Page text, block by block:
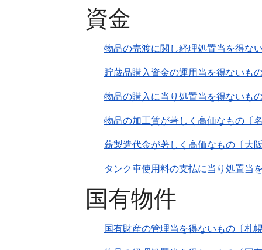
資金
物品の売渡に関し経理処置当を得な
貯蔵品購入資金の運用当を得ないも
物品の購入に当り処置当を得ないも
物品の加工賃が著しく高価なもの〔
薪製造代金が著しく高価なもの〔大
タンク車使用料の支払に当り処置当
国有物件
国有財産の管理当を得ないもの〔